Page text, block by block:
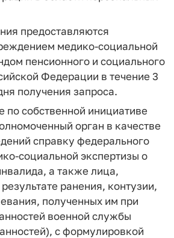
предоставляются
медико-социальной
пенсионного и социального
Федерации в течение 3
получения запроса.
по собственной инициативе
орган в качестве
справку федерального
социальной экспертизы о
а также лица,
ранения, контузии,
полученных им при
военной службы
с формулировкой